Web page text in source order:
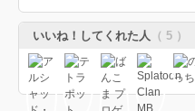
いいね！してくれた人 （ 5 ）